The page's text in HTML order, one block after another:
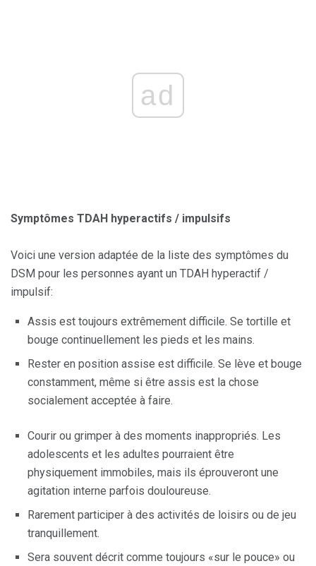
ad
Symptômes TDAH hyperactifs / impulsifs
Voici une version adaptée de la liste des symptômes du
DSM pour les personnes ayant un TDAH hyperactif /
impulsif:
Assis est toujours extrêmement difficile. Se tortille et
bouge continuellement les pieds et les mains.
Rester en position assise est difficile. Se lève et bouge
constamment, même si être assis est la chose
socialement acceptée à faire.
Courir ou grimper à des moments inappropriés. Les
adolescents et les adultes pourraient être
physiquement immobiles, mais ils éprouveront une
agitation interne parfois douloureuse.
Rarement participer à des activités de loisirs ou de jeu
tranquillement.
Sera souvent décrit comme toujours «sur le pouce» ou